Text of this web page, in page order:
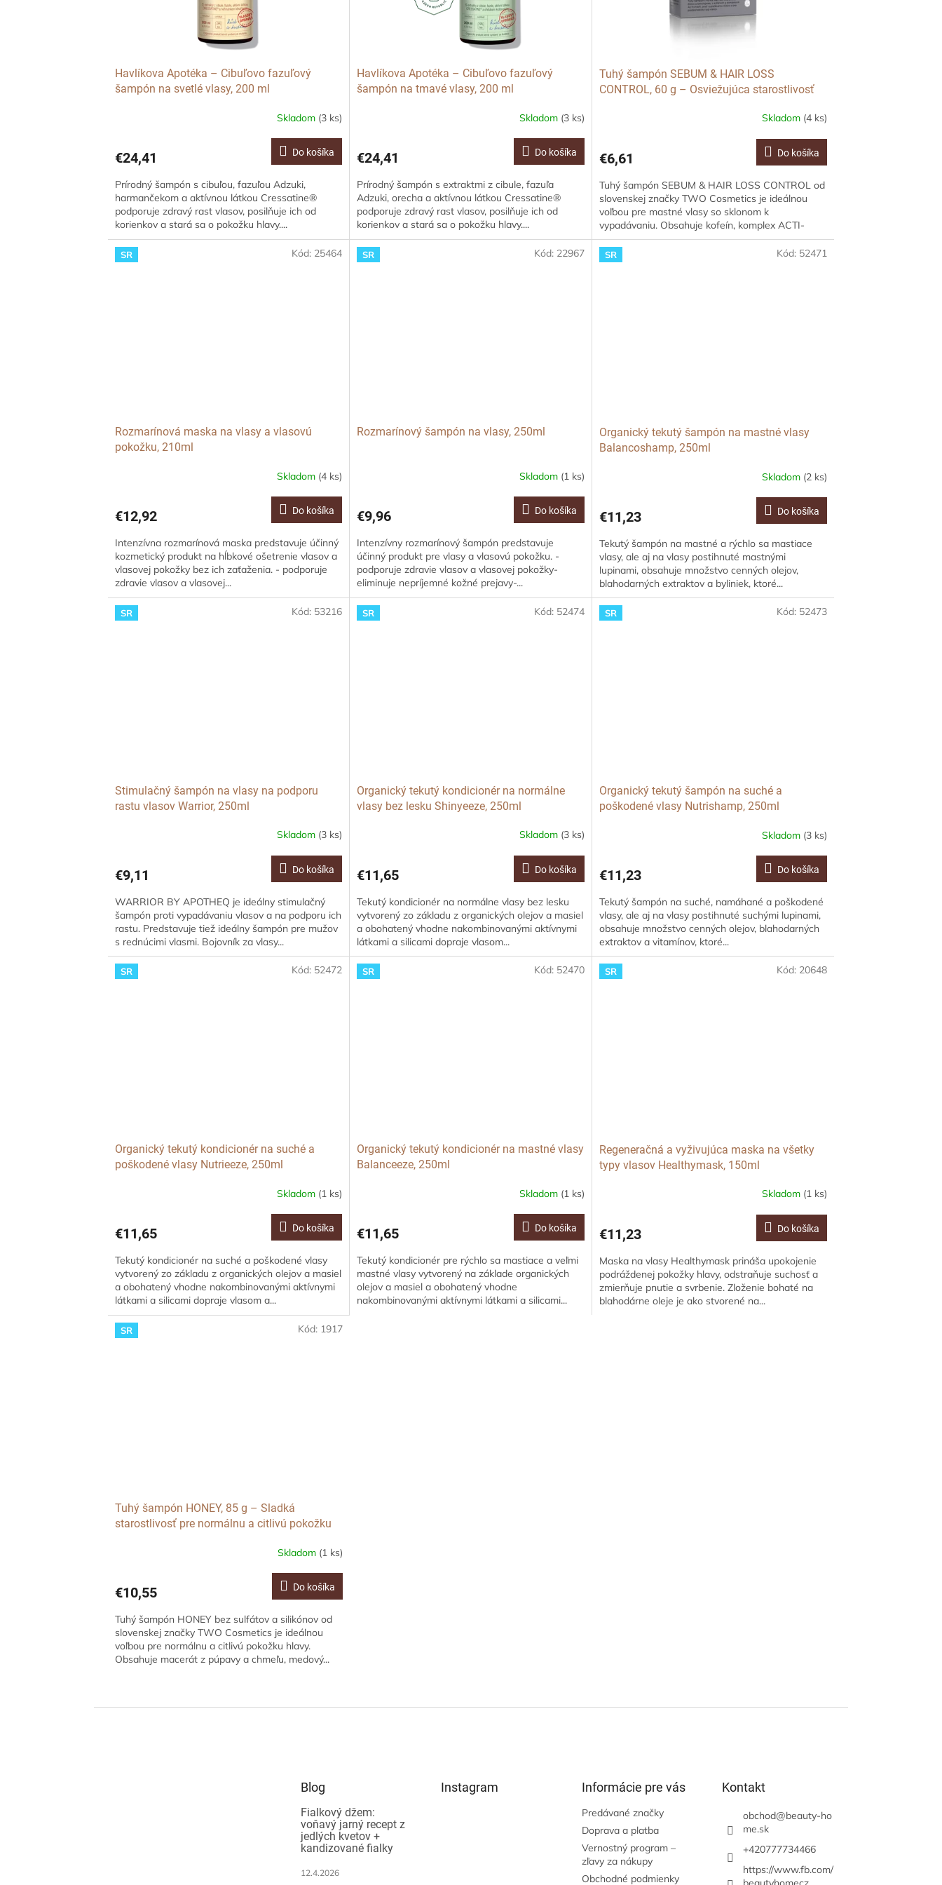
Havlíkova Apotéka – Cibuľovo fazuľový
šampón na svetlé vlasy, 200 ml
Skladom (3 ks)
€24,41 Do košíka
Prírodný šampón s cibuľou, fazuľou Adzuki,
harmančekom a aktívnou látkou Cressatine®
podporuje zdravý rast vlasov, posilňuje ich od
korienkov a stará sa o pokožku hlavy....
Havlíkova Apotéka – Cibuľovo fazuľový
šampón na tmavé vlasy, 200 ml
Skladom (3 ks)
€24,41 Do košíka
Prírodný šampón s extraktmi z cibule, fazuľa
Adzuki, orecha a aktívnou látkou Cressatine®
podporuje zdravý rast vlasov, posilňuje ich od
korienkov a stará sa o pokožku hlavy....
Tuhý šampón SEBUM & HAIR LOSS
CONTROL, 60 g – Osviežujúca starostlivosť
Skladom (4 ks)
€6,61 Do košíka
Tuhý šampón SEBUM & HAIR LOSS CONTROL od
slovenskej značky TWO Cosmetics je ideálnou
voľbou pre mastné vlasy so sklonom k
vypadávaniu. Obsahuje kofeín, komplex ACTI-
HAIR a...
SR
Rozmarínová maska ​​na vlasy a vlasovú
pokožku, 210ml
Skladom (4 ks)
€12,92 Do košíka
Intenzívna rozmarínová maska ​​predstavuje účinný
kozmetický produkt na hĺbkové ošetrenie vlasov a
vlasovej pokožky bez ich zaťaženia. - podporuje
zdravie vlasov a vlasovej...
Kód: 25464 SR
Rozmarínový šampón na vlasy, 250ml
Skladom (1 ks)
€9,96 Do košíka
Intenzívny rozmarínový šampón predstavuje
účinný produkt pre vlasy a vlasovú pokožku. -
podporuje zdravie vlasov a vlasovej pokožky-
eliminuje nepríjemné kožné prejavy-...
Kód: 22967 SR
Organický tekutý šampón na mastné vlasy
Balancoshamp, 250ml
Skladom (2 ks)
€11,23 Do košíka
Tekutý šampón na mastné a rýchlo sa mastiace
vlasy, ale aj na vlasy postihnuté mastnými
lupinami, obsahuje množstvo cenných olejov,
blahodarných extraktov a byliniek, ktoré...
Kód: 52471
SR
Stimulačný šampón na vlasy na podporu
rastu vlasov Warrior, 250ml
Skladom (3 ks)
€9,11 Do košíka
WARRIOR BY APOTHEQ je ideálny stimulačný
šampón proti vypadávaniu vlasov a na podporu ich
rastu. Predstavuje tiež ideálny šampón pre mužov
s rednúcimi vlasmi. Bojovník za vlasy...
Kód: 53216 SR
Organický tekutý kondicionér na normálne
vlasy bez lesku Shinyeeze, 250ml
Skladom (3 ks)
€11,65 Do košíka
Tekutý kondicionér na normálne vlasy bez lesku
vytvorený zo základu z organických olejov a masiel
a obohatený vhodne nakombinovanými aktívnymi
látkami a silicami dopraje vlasom...
Kód: 52474 SR
Organický tekutý šampón na suché a
poškodené vlasy Nutrishamp, 250ml
Skladom (3 ks)
€11,23 Do košíka
Tekutý šampón na suché, namáhané a poškodené
vlasy, ale aj na vlasy postihnuté suchými lupinami,
obsahuje množstvo cenných olejov, blahodarných
extraktov a vitamínov, ktoré...
Kód: 52473
SR
Organický tekutý kondicionér na suché a
poškodené vlasy Nutrieeze, 250ml
Skladom (1 ks)
€11,65 Do košíka
Tekutý kondicionér na suché a poškodené vlasy
vytvorený zo základu z organických olejov a masiel
a obohatený vhodne nakombinovanými aktívnymi
látkami a silicami dopraje vlasom a...
Kód: 52472 SR
Organický tekutý kondicionér na mastné vlasy
Balanceeze, 250ml
Skladom (1 ks)
€11,65 Do košíka
Tekutý kondicionér pre rýchlo sa mastiace a veľmi
mastné vlasy vytvorený na základe organických
olejov a masiel a obohatený vhodne
nakombinovanými aktívnymi látkami a silicami...
Kód: 52470 SR
Regeneračná a vyživujúca maska na všetky
typy vlasov Healthymask, 150ml
Skladom (1 ks)
€11,23 Do košíka
Maska na vlasy Healthymask prináša upokojenie
podráždenej pokožky hlavy, odstraňuje suchosť a
zmierňuje pnutie a svrbenie. Zloženie bohaté na
blahodárne oleje je ako stvorené na...
Kód: 20648
SR
Tuhý šampón HONEY, 85 g – Sladká
starostlivosť pre normálnu a citlivú pokožku
Skladom (1 ks)
€10,55 Do košíka
Tuhý šampón HONEY bez sulfátov a silikónov od
slovenskej značky TWO Cosmetics je ideálnou
voľbou pre normálnu a citlivú pokožku hlavy.
Obsahuje macerát z púpavy a chmeľu, medový...
Kód: 1917
v
i
e
Blog
Fialkový džem:
voňavý jarný recept z
jedlých kvetov +
kandizované fialky
12.4.2026
Instagram Informácie pre vás
Predávané značky
Doprava a platba
Vernostný program –
zľavy za nákupy
Obchodné podmienky
Kontakt
obchod@beauty-ho
me.sk
+420777734466
https://www.fb.com/